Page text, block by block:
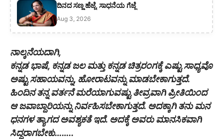
ದಿನದ ಸಣ್ಣ ಹೆಜ್ಜೆ, ಸಾಧನೆಯ ಗೆಜ್ಜೆ
Aug 3, 2026
ನಾಲ್ಕನೆಯದಾಗಿ,
ಕನ್ನಡ ಭಾಷೆ, ಕನ್ನಡ ಜಲ ಮತ್ತು ಕನ್ನಡ ಚಿತ್ರರಂಗಕ್ಕೆ ಎಷ್ಟು ಸಾಧ್ಯವೊ
ಅಷ್ಟು ಸಹಾಯವನ್ನು, ಹೋರಾಟವನ್ನು ಮಾಡಬೇಕಾಗುತ್ತದೆ.
ಹಿಂದಿನ ತನ್ನ ವರ್ತನೆ ಮರೆಯಾಗುವಷ್ಟು ತೀವ್ರವಾಗಿ ಪ್ರೀತಿಯಿಂದ
ಆ ಜವಾಬ್ದಾರಿಯನ್ನು ನಿರ್ವಹಿಸಬೇಕಾಗುತ್ತದೆ. ಅದಕ್ಕಾಗಿ ತನು ಮನ
ಧನಗಳ ತ್ಯಾಗದ ಅವಶ್ಯಕತೆ ಇದೆ. ಅದಕ್ಕೆ ಅವರು ಮಾನಸಿಕವಾಗಿ
ಸಿದ್ದರಾಗಬೇಕು……..